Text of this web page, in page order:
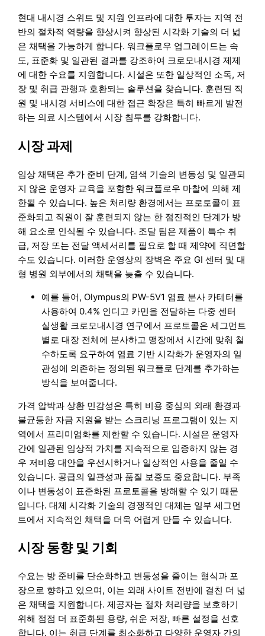
현대 내시경 스위트 및 지원 인프라에 대한 투자는 지역 전
반의 절차적 역량을 향상시켜 향상된 시각화 기술의 더 넓
은 채택을 가능하게 합니다. 워크플로우 업그레이드는 속
도, 표준화 및 일관된 결과를 강조하여 크로모내시경 제제
에 대한 수요를 지원합니다. 시설은 또한 일상적인 소독, 저
장 및 취급 관행과 호환되는 솔루션을 찾습니다. 훈련된 직
원 및 내시경 서비스에 대한 접근 확장은 특히 빠르게 발전
하는 의료 시스템에서 시장 침투를 강화합니다.
시장 과제
임상 채택은 추가 준비 단계, 염색 기술의 변동성 및 일관되
지 않은 운영자 교육을 포함한 워크플로우 마찰에 의해 제
한될 수 있습니다. 높은 처리량 환경에서는 프로토콜이 표
준화되고 직원이 잘 훈련되지 않는 한 점진적인 단계가 방
해 요소로 인식될 수 있습니다. 조달 팀은 제품이 특수 취
급, 저장 또는 전달 액세서리를 필요로 할 때 제약에 직면할
수도 있습니다. 이러한 운영상의 장벽은 주요 GI 센터 및 대
형 병원 외부에서의 채택을 늦출 수 있습니다.
예를 들어, Olympus의 PW-5V1 염료 분사 카테터를
사용하여 0.4% 인디고 카민을 전달하는 다중 센터
실생활 크로모내시경 연구에서 프로토콜은 세그먼트
별로 대장 전체에 분사하고 맹장에서 시간에 맞춰 철
수하도록 요구하여 염료 기반 시각화가 운영자의 일
관성에 의존하는 정의된 워크플로 단계를 추가하는
방식을 보여줍니다.
가격 압박과 상환 민감성은 특히 비용 중심의 외래 환경과
불균등한 자금 지원을 받는 스크리닝 프로그램이 있는 지
역에서 프리미엄화를 제한할 수 있습니다. 시설은 운영자
간에 일관된 임상적 가치를 지속적으로 입증하지 않는 경
우 저비용 대안을 우선시하거나 일상적인 사용을 줄일 수
있습니다. 공급의 일관성과 품질 보증도 중요합니다. 부족
이나 변동성이 표준화된 프로토콜을 방해할 수 있기 때문
입니다. 대체 시각화 기술의 경쟁적인 대체는 일부 세그먼
트에서 지속적인 채택을 더욱 어렵게 만들 수 있습니다.
시장 동향 및 기회
수요는 방 준비를 단순화하고 변동성을 줄이는 형식과 포
장으로 향하고 있으며, 이는 외래 사이트 전반에 걸친 더 넓
은 채택을 지원합니다. 제공자는 절차 처리량을 보호하기
위해 점점 더 표준화된 용량, 쉬운 저장, 빠른 설정을 선호
합니다. 이는 취급 단계를 최소화하고 다양한 운영자 간의